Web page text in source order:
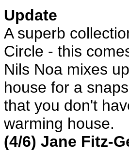
Update
A superb
Circle - this
Nils Noa mixes
house for a
that you don't
warming house.
(4/6) Jane Fitz-